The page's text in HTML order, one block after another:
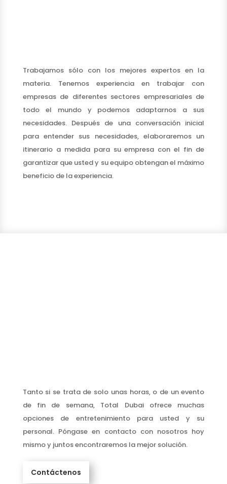
Trabajamos sólo con los mejores expertos en la
materia. Tenemos experiencia en trabajar con
empresas de diferentes sectores empresariales de
todo el mundo y podemos adaptarnos a sus
necesidades. Después de una conversación inicial
para entender sus necesidades, elaboraremos un
itinerario a medida para su empresa con el fin de
garantizar que usted y su equipo obtengan el máximo
beneficio de la experiencia.
Tanto si se trata de solo unas horas, o de un evento
de fin de semana, Total Dubai ofrece muchas
opciones de entretenimiento para usted y su
personal. Póngase en contacto con nosotros hoy
mismo y juntos encontraremos la mejor solución.
Contáctenos